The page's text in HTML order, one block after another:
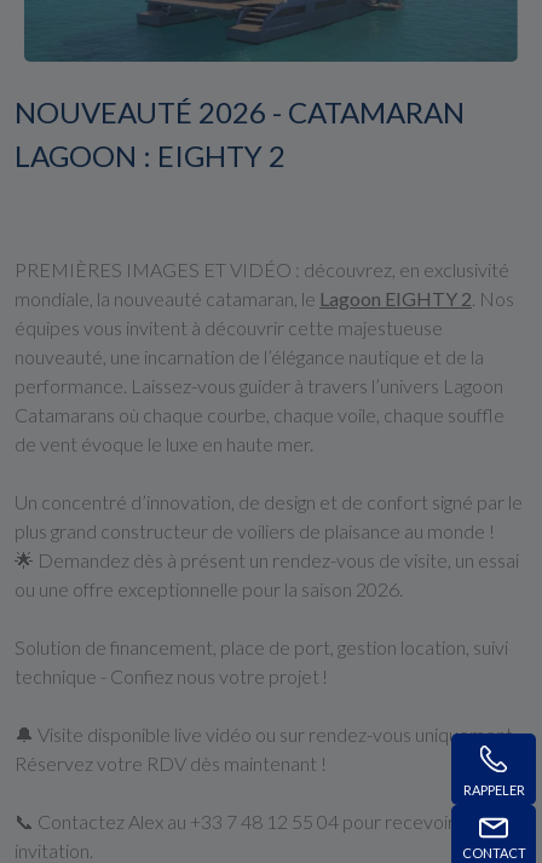
RAPPELER
CONTACT
NOUVEAUTÉ 2026 - CATAMARAN
LAGOON : EIGHTY 2
PREMIÈRES IMAGES ET VIDÉO : découvrez, en exclusivité
mondiale, la nouveauté catamaran, le Lagoon EIGHTY 2 . Nos
équipes vous invitent à découvrir cette majestueuse
nouveauté, une incarnation de l’élégance nautique et de la
performance. Laissez-vous guider à travers l’univers Lagoon
Catamarans où chaque courbe, chaque voile, chaque souffle
de vent évoque le luxe en haute mer.
Un concentré d’innovation, de design et de confort signé par le
plus grand constructeur de voiliers de plaisance au monde !
🌟 Demandez dès à présent un rendez-vous de visite, un essai
ou une offre exceptionnelle pour la saison 2026.
Solution de financement, place de port, gestion location, suivi
technique - Confiez nous votre projet !
🔔 Visite disponible live vidéo ou sur rendez-vous uniquement.
Réservez votre RDV dès maintenant !
📞 Contactez Alex au +33 7 48 12 55 04 pour recevoir votre
invitation.